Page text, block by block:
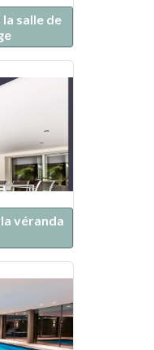
salle de
véranda